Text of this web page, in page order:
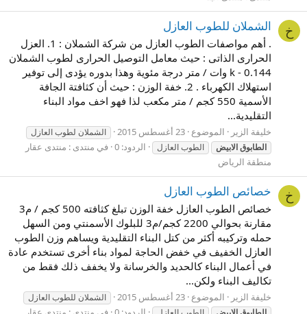
خ الشملان للطوب العازل
. أهم مواصفات الطوب العازل من شركة الشملان : 1. العزل
الحرارى الذاتى : حيث معامل التوصيل الحرارى لطوب الشملان
k - 0.144 وات / متر درجة مئوية وهذا بدوره يؤدى إلى توفير
استهلاك الكهرباء . 2. خفة الوزن : حيث أن كثافتة الجافة
الأسمية 550 كجم / متر مكعب لذا فهو اخف مواد البناء
التقليدية...
خليفة الزير الموضوع 23 أغسطس 2015
الشملان لطوب العازل
الطابوقالابيض الطوب العازل الردود: 0 في منتدى : منتدى عقار
منطقة الرياض
خ خصائص الطوب العازل
خصائص الطوب العازل خفة الوزن تبلغ كثافته 500 كجم / م3
مقارنة بحوالي 2200 كجم/م3 للبلوك الأسمنتي ومن السهل
حمله وتركيبه أكثر من كتل البناء التقليدية ويساهم وزن الطوب
العازل الخفيف في خفض الحاجة لمواد بناء أخرى تستخدم عادة
في أعمال البناء كالحديد والخرسانة ولا يخفف ذلك فقط من
تكاليف البناء ولكن...
خليفة الزير الموضوع 23 أغسطس 2015
الشملان للطوب العازل